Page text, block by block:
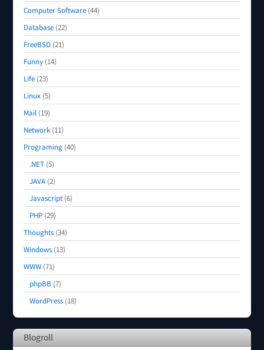
Computer Software (44)
Database (22)
FreeBSD (21)
Funny (14)
Life (23)
Linux (5)
Mail (19)
Network (11)
Programing (40)
.NET (5)
JAVA (2)
Javascript (6)
PHP (29)
Thoughts (34)
Windows (13)
WWW (71)
phpBB (7)
WordPress (18)
Blogroll